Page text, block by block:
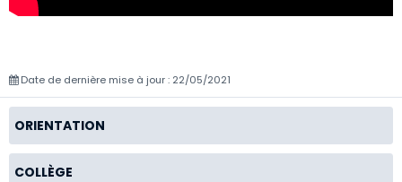
Date de dernière mise à jour : 22/05/2021
ORIENTATION
COLLÈGE